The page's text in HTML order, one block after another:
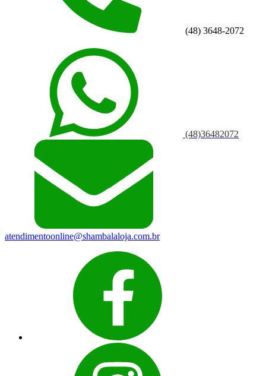
(48) 3648-2072
(48)36482072
atendimentoonline@shambalaloja.com.br